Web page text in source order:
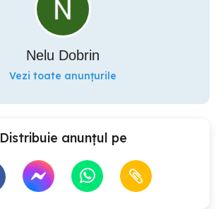
Nelu Dobrin
Vezi toate anunțurile
Distribuie anunțul pe